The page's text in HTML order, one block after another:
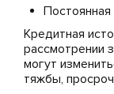
Кредитная
рассмотрении
могут
тяжбы,